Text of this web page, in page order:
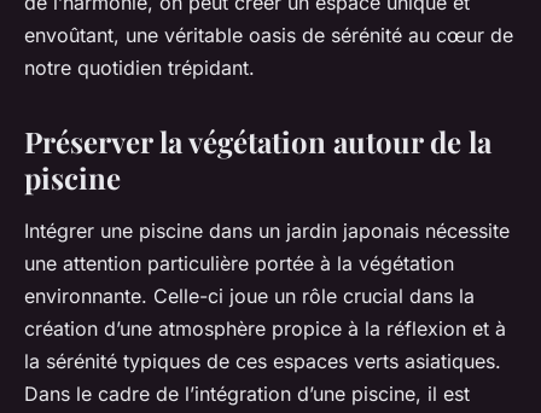
envoûtant, une véritable oasis de sérénité au cœur de
notre quotidien trépidant.
Préserver la végétation autour de la
piscine
Intégrer une piscine dans un jardin japonais nécessite
une attention particulière portée à la végétation
environnante. Celle-ci joue un rôle crucial dans la
création d’une atmosphère propice à la réflexion et à
la sérénité typiques de ces espaces verts asiatiques.
Dans le cadre de l’intégration d’une piscine, il est